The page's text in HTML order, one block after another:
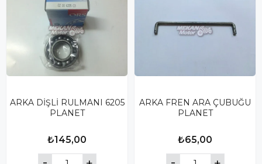
ARKA DİŞLİ RULMANI 6205
PLANET
₺145,00
ARKA FREN ARA ÇUBUĞU
PLANET
₺65,00